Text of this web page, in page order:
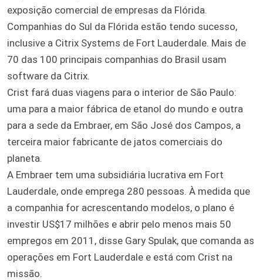
exposição comercial de empresas da Flórida.
Companhias do Sul da Flórida estão tendo sucesso,
inclusive a Citrix Systems de Fort Lauderdale. Mais de
70 das 100 principais companhias do Brasil usam
software da Citrix.
Crist fará duas viagens para o interior de São Paulo:
uma para a maior fábrica de etanol do mundo e outra
para a sede da Embraer, em São José dos Campos, a
terceira maior fabricante de jatos comerciais do
planeta.
A Embraer tem uma subsidiária lucrativa em Fort
Lauderdale, onde emprega 280 pessoas. À medida que
a companhia for acrescentando modelos, o plano é
investir US$17 milhões e abrir pelo menos mais 50
empregos em 2011, disse Gary Spulak, que comanda as
operações em Fort Lauderdale e está com Crist na
missão.